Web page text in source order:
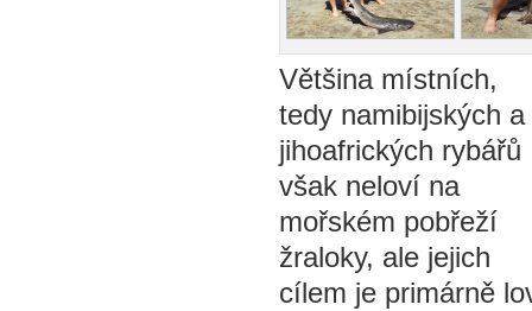
Většina místních,
tedy namibijských a
jihoafrických rybářů
však neloví na
mořském pobřeží
žraloky, ale jejich
cílem je primárně